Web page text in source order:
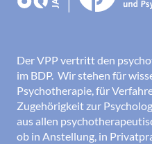
Der VPP vertritt den
im BDP. Wir stehen für
Psychotherapie, für
Zugehörigkeit zur
aus allen
ob in Anstellung, in